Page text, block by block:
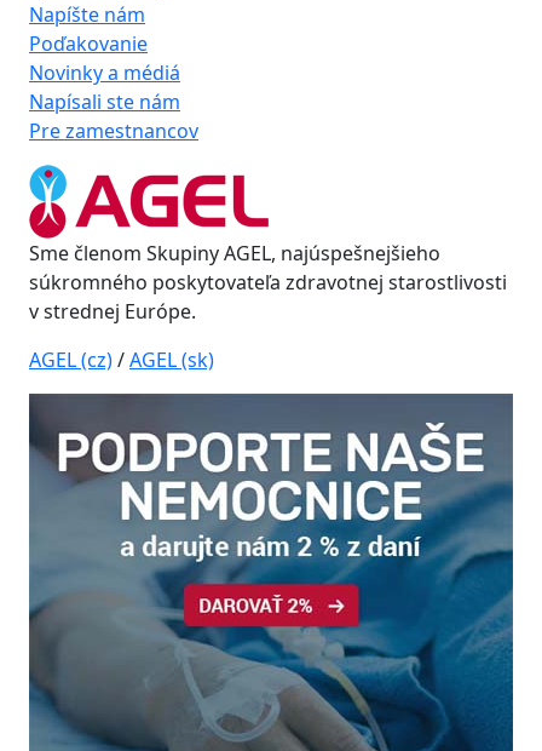
Napíšte nám
Poďakovanie
Novinky a médiá
Napísali ste nám
Pre zamestnancov
Sme členom Skupiny AGEL, najúspešnejšieho
súkromného poskytovateľa zdravotnej starostlivosti
v strednej Európe.
AGEL (cz)/AGEL (sk)